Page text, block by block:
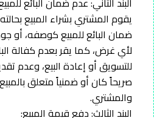
يقوم المشتري بشراء المبيع
ضمان البائع للمبيع كوصفه، أو
لأي غرض، كما يقر بعدم كفالة
للتسويق أو إعادة البيع، وعدم
صريحاً كان أو ضمنياً متعلق بالمبيع
والمشتري.
البند الثالث: دفع قيمة المبيع: